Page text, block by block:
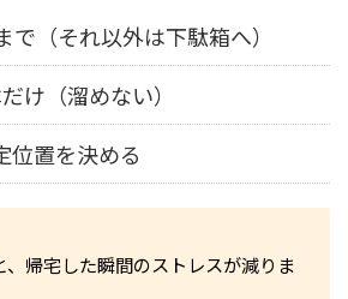
で（それ以外は下駄箱へ）
け（溜めない）
位置を決める
、帰宅した瞬間のストレスが減りま